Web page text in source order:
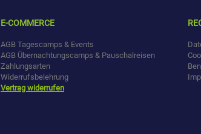
E-COMMERCE
AGB Tagescamps & Events
AGB Übernachtungscamps & Pauschalreisen
Zahlungsarten
Widerrufsbelehrung
Vertrag widerrufen